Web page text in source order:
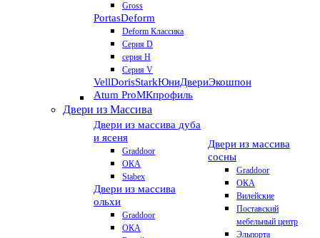
Gross
PortasDeform
Deform Классика
Серия D
серия H
Серия V
VellDorisStarkЮниДвериЭкошпон
Atum ProМКпрофиль
Двери из Массива
Двери из массива дуба
и ясеня
Graddoor
ОКА
Stabex
Двери из массива
ольхи
Graddoor
ОКА
Двери из массива
сосны
Graddoor
ОКА
Вилейские
Поставский
мебельный центр
Эльпорта